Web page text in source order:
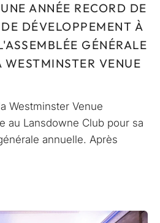
ANNÉE RECORD DE
DÉVELOPPEMENT À
GÉNÉRALE
VENUE
Westminster Venue
au Lansdowne Club pour sa
annuelle. Après